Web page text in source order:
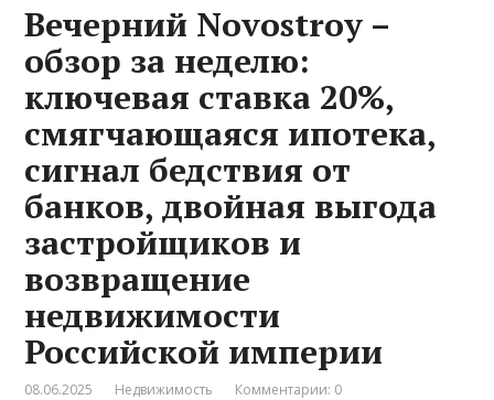
Вечерний Novostroy –
обзор за неделю:
ключевая ставка 20%,
смягчающаяся ипотека,
сигнал бедствия от
банков, двойная выгода
застройщиков и
возвращение
недвижимости
Российской империи
08.06.2025 Недвижимость Комментарии: 0